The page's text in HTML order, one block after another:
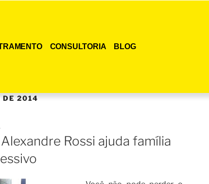
CONSULTORIA BLOG
DE 2014
Rossi ajuda família